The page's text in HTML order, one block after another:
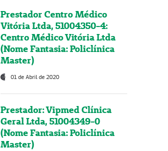
Prestador Centro Médico
Vitória Ltda, 51004350-4:
Centro Médico Vitória Ltda
(Nome Fantasia: Policlínica
Master)
01 de Abril de 2020
Prestador: Vipmed Clínica
Geral Ltda, 51004349-0
(Nome Fantasia: Policlínica
Master)